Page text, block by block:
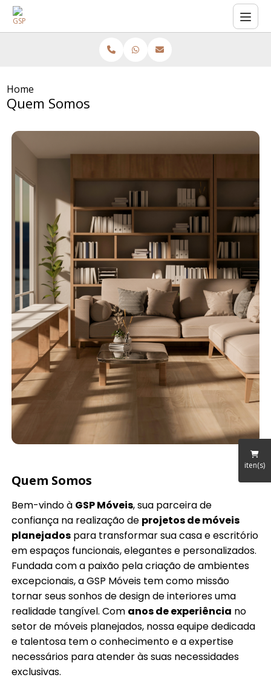
iten(s)
Home
Quem Somos
Quem Somos
Bem-vindo à GSP Móveis, sua parceira de
confiança na realização de projetos de móveis
planejados para transformar sua casa e escritório
em espaços funcionais, elegantes e personalizados.
Fundada com a paixão pela criação de ambientes
excepcionais, a GSP Móveis tem como missão
tornar seus sonhos de design de interiores uma
realidade tangível. Com anos de experiência no
setor de móveis planejados, nossa equipe dedicada
e talentosa tem o conhecimento e a expertise
necessários para atender às suas necessidades
exclusivas.